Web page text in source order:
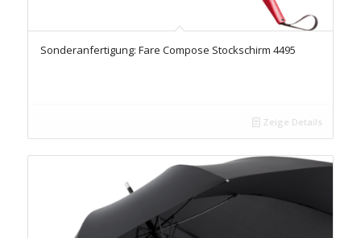
Sonderanfertigung: Fare Compose Stockschirm 4495
Zeige Details